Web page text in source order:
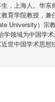
，上海人。华
育学院教授，
University）宗
领域为中国学
世中国学术思想